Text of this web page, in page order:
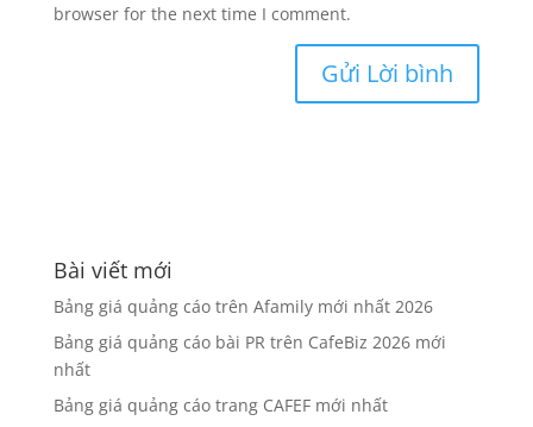
browser for the next time I comment.
Bài viết mới
Bảng giá quảng cáo trên Afamily mới nhất 2026
Bảng giá quảng cáo bài PR trên CafeBiz 2026 mới
nhất
Bảng giá quảng cáo trang CAFEF mới nhất